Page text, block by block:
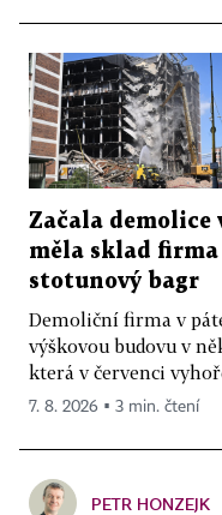
Začala demolice
měla sklad firma
stotunový bagr
Demoliční firma v
výškovou budovu v
která v červenci
7. 8. 2026 ▪ 3 min. čtení
PETR HONZEJK